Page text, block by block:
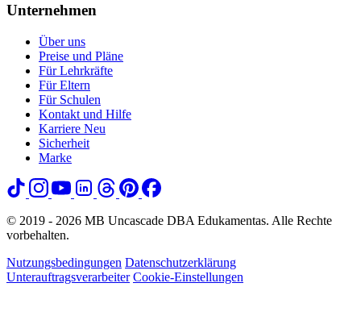
Unternehmen
Über uns
Preise und Pläne
Für Lehrkräfte
Für Eltern
Für Schulen
Kontakt und Hilfe
Karriere Neu
Sicherheit
Marke
© 2019 - 2026 MB Uncascade DBA Edukamentas. Alle Rechte
vorbehalten.
Nutzungsbedingungen Datenschutzerklärung
Unterauftragsverarbeiter Cookie-Einstellungen